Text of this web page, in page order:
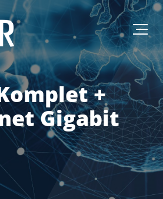
+
Gigabit